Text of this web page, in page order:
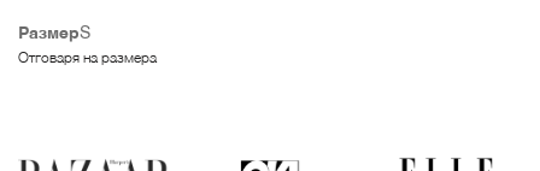
РазмерS
Отговаря на размера